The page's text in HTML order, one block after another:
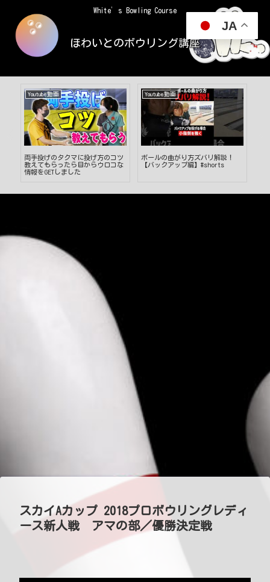
White’s Bowling Course
ほわいとのボウリング講座
Youtube動画
両手投げのタクマに投げ方のコツ
教えてもらったら目からウロコな
情報をGETしました
Youtube動画
ボールの曲がり方ズバリ解説！
【バックアップ編】#shorts
スカイAカップ 2018プロボウリングレディ
ース新人戦 アマの部／優勝決定戦
JA